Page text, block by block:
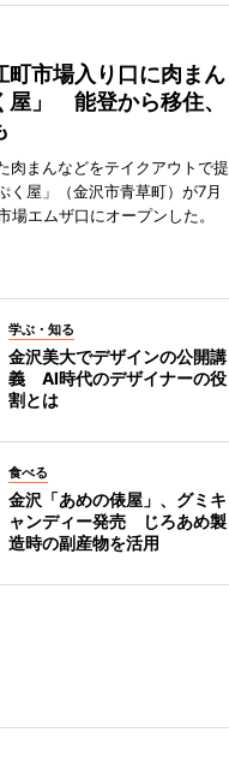
町市場入り口に肉まん
屋」 能登から移住、
肉まんなどをテイクアウトで提
く屋」（金沢市青草町）が7月
場エムザ口にオープンした。
学ぶ・知る
金沢美大でデザインの公開講
義 AI時代のデザイナーの役
割とは
食べる
金沢「あめの俵屋」、グミキ
ャンディー発売 じろあめ製
造時の副産物を活用